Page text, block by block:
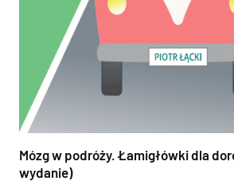
Mózg w podróży. Łamigłówki dla
wydanie)